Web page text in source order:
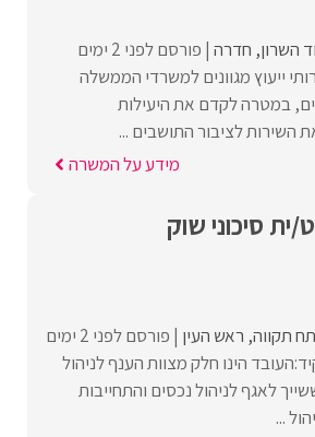
השרון חדרה פורסם לפני 2 ימים
ייעוץ מגוונים למשרדי הממשלה
במטרה לקדם את היעילות
לציבור התושבים ...
מידע על המשרה
ית סיכוני שוק
תקווה ראש העין פורסם לפני 2 ימים
הינו חלק מצוות הענף לניהול
לאגף לניהול נכסים והתחייבות